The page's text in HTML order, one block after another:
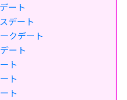
ート
デート
クデート
ート
ト
ト
ト